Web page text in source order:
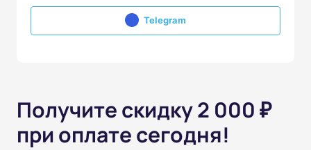
Telegram
Получите скидку 2 000 ₽
при оплате сегодня!